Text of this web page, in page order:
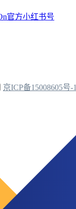
京ICP备15008605号-1